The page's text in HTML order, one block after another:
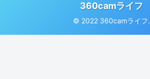
360camライフ
© 2022 360camライフ.